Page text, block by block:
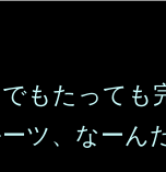
もたっても
ツ、なーん